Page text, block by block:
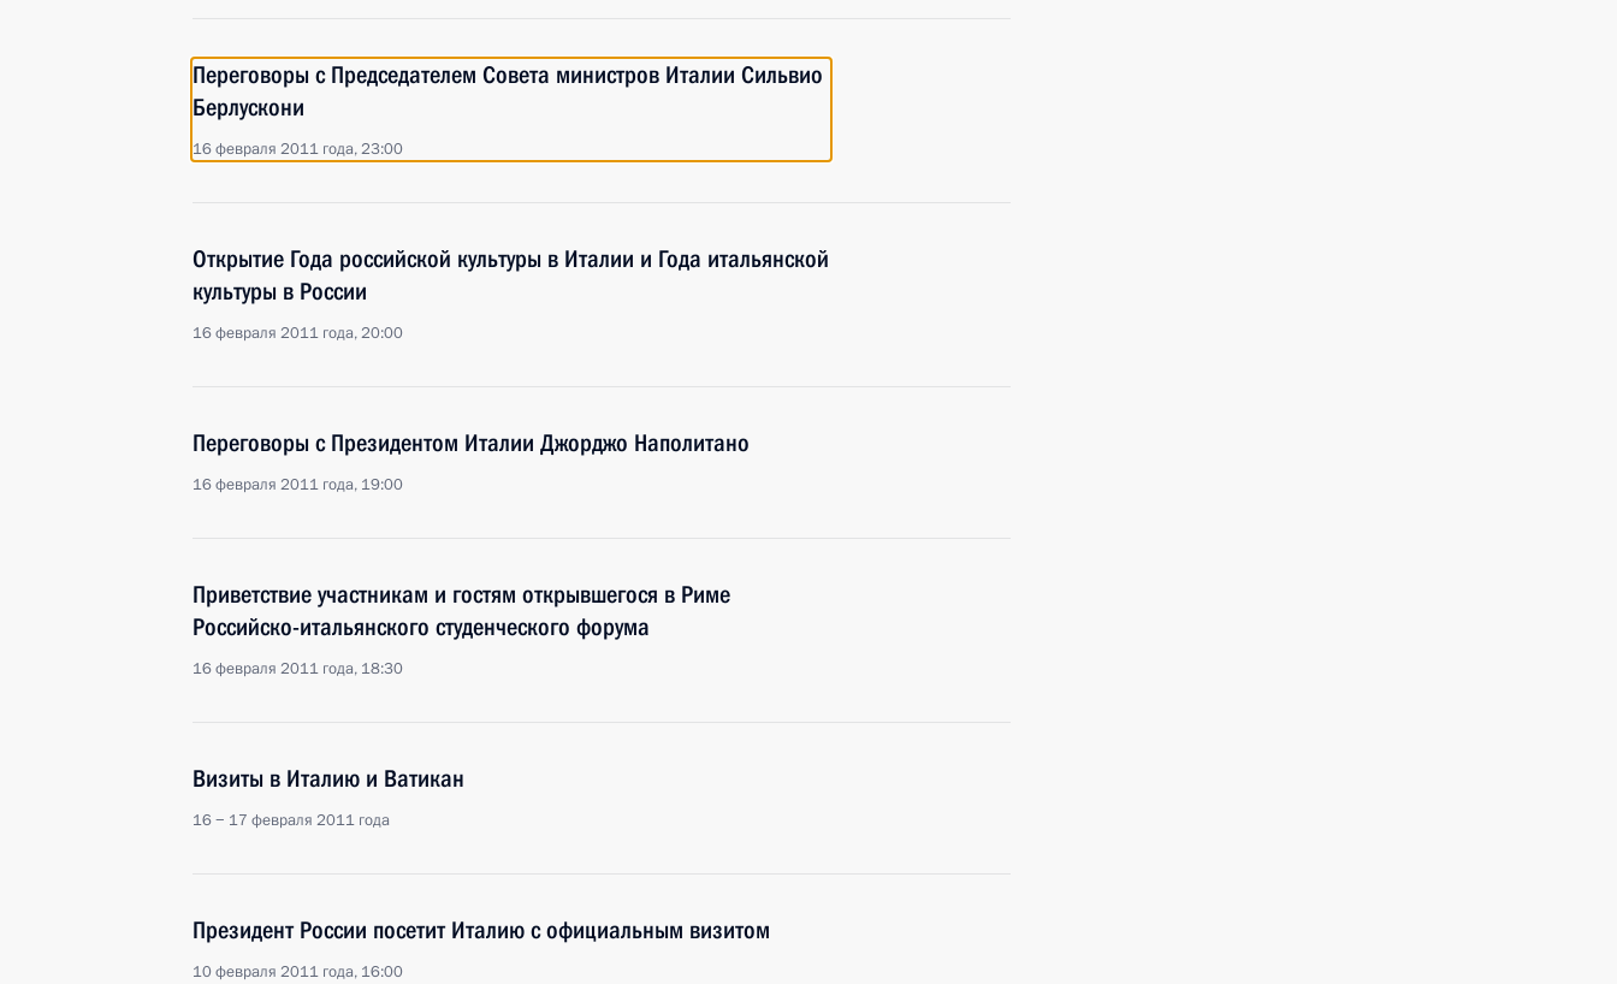
Переговоры с Председателем Совета министров Италии Сильвио
Берлускони
16 февраля 2011 года, 23:00
Открытие Года российской культуры в Италии и Года итальянской
культуры в России
16 февраля 2011 года, 20:00
Переговоры с Президентом Италии Джорджо Наполитано
16 февраля 2011 года, 19:00
Приветствие участникам и гостям открывшегося в Риме
Российско-итальянского студенческого форума
16 февраля 2011 года, 18:30
Визиты в Италию и Ватикан
16 − 17 февраля 2011 года
Президент России посетит Италию с официальным визитом
10 февраля 2011 года, 16:00